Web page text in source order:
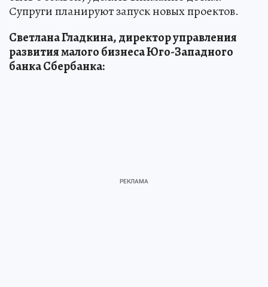
Супруги планируют запуск новых проектов.
Светлана Гладкина, директор управления
развития малого бизнеса Юго-Западного
банка Сбербанка: